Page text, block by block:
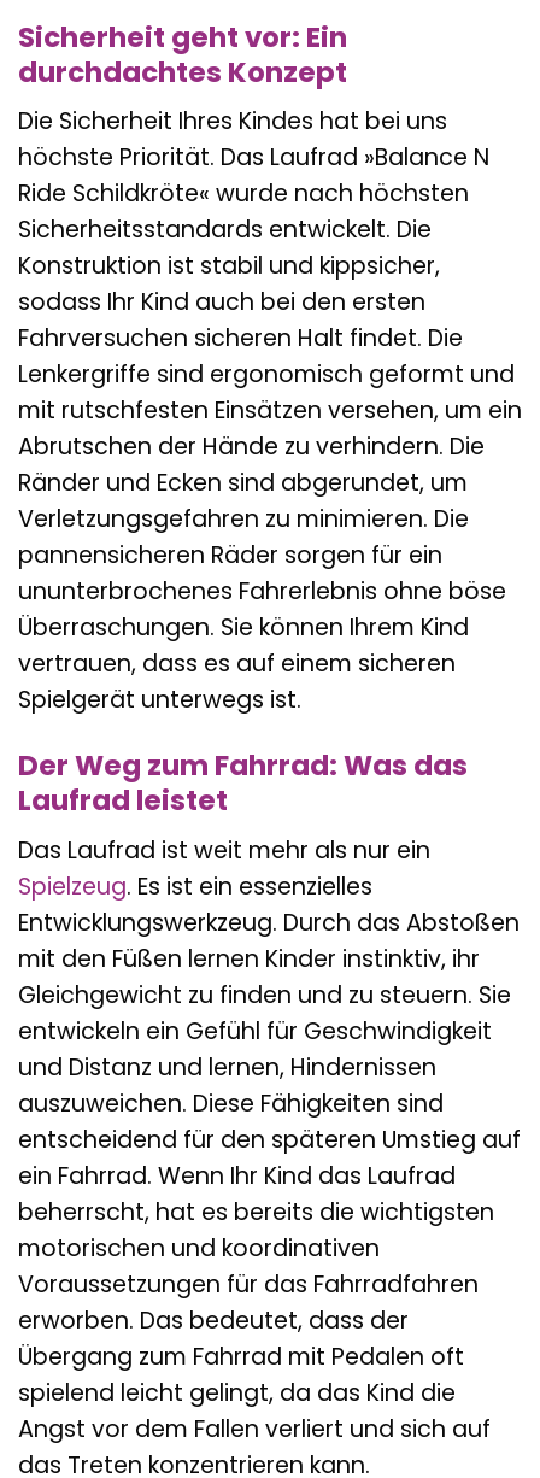
Sicherheit geht vor: Ein
durchdachtes Konzept
Die Sicherheit Ihres Kindes hat bei uns
höchste Priorität. Das Laufrad »Balance N
Ride Schildkröte« wurde nach höchsten
Sicherheitsstandards entwickelt. Die
Konstruktion ist stabil und kippsicher,
sodass Ihr Kind auch bei den ersten
Fahrversuchen sicheren Halt findet. Die
Lenkergriffe sind ergonomisch geformt und
mit rutschfesten Einsätzen versehen, um ein
Abrutschen der Hände zu verhindern. Die
Ränder und Ecken sind abgerundet, um
Verletzungsgefahren zu minimieren. Die
pannensicheren Räder sorgen für ein
ununterbrochenes Fahrerlebnis ohne böse
Überraschungen. Sie können Ihrem Kind
vertrauen, dass es auf einem sicheren
Spielgerät unterwegs ist.
Der Weg zum Fahrrad: Was das
Laufrad leistet
Das Laufrad ist weit mehr als nur ein
Spielzeug. Es ist ein essenzielles
Entwicklungswerkzeug. Durch das Abstoßen
mit den Füßen lernen Kinder instinktiv, ihr
Gleichgewicht zu finden und zu steuern. Sie
entwickeln ein Gefühl für Geschwindigkeit
und Distanz und lernen, Hindernissen
auszuweichen. Diese Fähigkeiten sind
entscheidend für den späteren Umstieg auf
ein Fahrrad. Wenn Ihr Kind das Laufrad
beherrscht, hat es bereits die wichtigsten
motorischen und koordinativen
Voraussetzungen für das Fahrradfahren
erworben. Das bedeutet, dass der
Übergang zum Fahrrad mit Pedalen oft
spielend leicht gelingt, da das Kind die
Angst vor dem Fallen verliert und sich auf
das Treten konzentrieren kann.